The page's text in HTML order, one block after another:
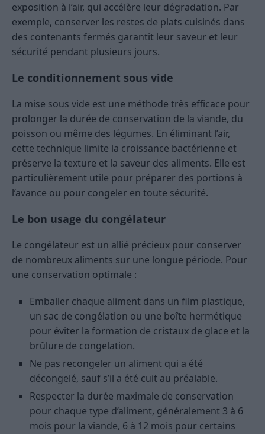
exposition à l’air, qui accélère leur dégradation. Par
exemple, conserver les restes de plats cuisinés dans
des contenants fermés garantit leur saveur et leur
sécurité pendant plusieurs jours.
Le conditionnement sous vide
La mise sous vide est une méthode très efficace pour
prolonger la durée de conservation de la viande, du
poisson ou même des légumes. En éliminant l’air,
cette technique limite la croissance bactérienne et
préserve la texture et la saveur des aliments. Elle est
particulièrement utile pour préparer des portions à
l’avance ou pour congeler en toute sécurité.
Le bon usage du congélateur
Le congélateur est un allié précieux pour conserver
de nombreux aliments sur une longue période. Pour
une conservation optimale :
Emballer chaque aliment dans un film plastique,
un sac de congélation ou une boîte hermétique
pour éviter la formation de cristaux de glace et la
brûlure de congelation.
Ne pas recongeler un aliment qui a été
décongelé, sauf s’il a été cuit au préalable.
Respecter la durée maximale de conservation
pour chaque type d’aliment, généralement 3 à 6
mois pour la viande, 6 à 12 mois pour certains